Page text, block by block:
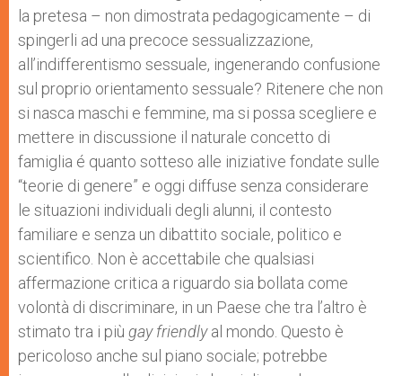
la pretesa – non dimostrata pedagogicamente – di
spingerli ad una precoce sessualizzazione,
all’indifferentismo sessuale, ingenerando confusione
sul proprio orientamento sessuale? Ritenere che non
si nasca maschi e femmine, ma si possa scegliere e
mettere in discussione il naturale concetto di
famiglia é quanto sotteso alle iniziative fondate sulle
“teorie di genere” e oggi diffuse senza considerare
le situazioni individuali degli alunni, il contesto
familiare e senza un dibattito sociale, politico e
scientifico. Non è accettabile che qualsiasi
affermazione critica a riguardo sia bollata come
volontà di discriminare, in un Paese che tra l’altro è
stimato tra i più gay friendlyal mondo. Questo è
pericoloso anche sul piano sociale; potrebbe